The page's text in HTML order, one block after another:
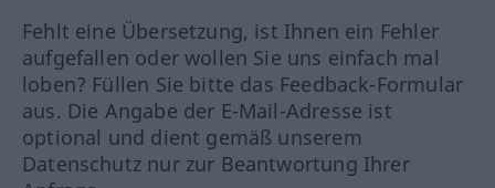
Fehlt eine Übersetzung, ist Ihnen ein Fehler
aufgefallen oder wollen Sie uns einfach mal
loben? Füllen Sie bitte das Feedback-Formular
aus. Die Angabe der E-Mail-Adresse ist
optional und dient gemäß unserem
Datenschutz nur zur Beantwortung Ihrer